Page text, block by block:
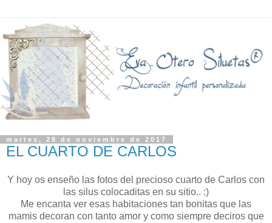
martes, 28 de noviembre de 2017
EL CUARTO DE CARLOS
Y hoy os enseño las fotos del precioso cuarto de Carlos con
las silus colocaditas en su sitio.. :)
Me encanta ver esas habitaciones tan bonitas que las
mamis decoran con tanto amor y como siempre deciros que